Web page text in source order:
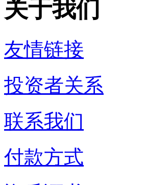
关于我们
友情链接
投资者关系
联系我们
付款方式